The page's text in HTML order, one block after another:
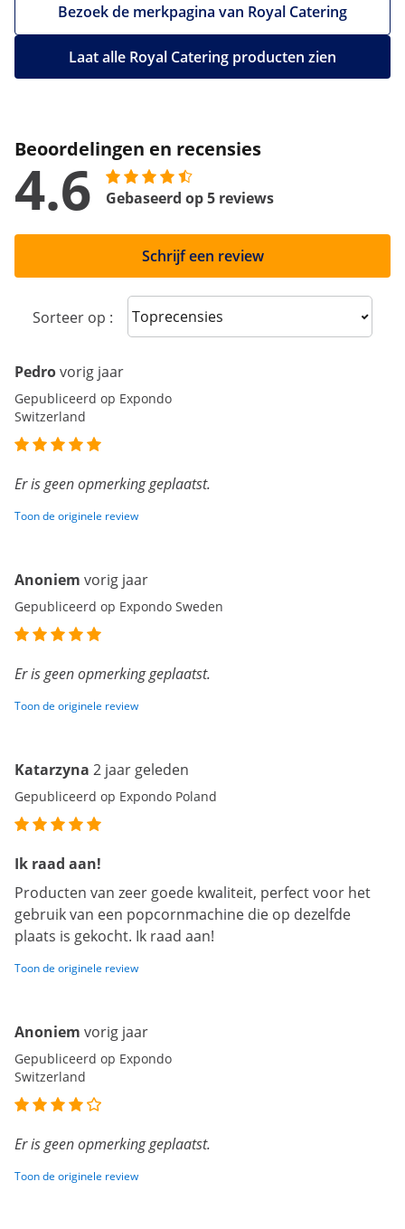
Bezoek de merkpagina van Royal Catering
Laat alle Royal Catering producten zien
Beoordelingen en recensies
4.6 Gebaseerd op 5 reviews
Schrijf een review
Sorteer op : Sort reviews
Pedrovorig jaar
Gepubliceerd op Expondo
Switzerland
Er is geen opmerking geplaatst.
Toon de originele review
Anoniem vorig jaar
Gepubliceerd op Expondo Sweden
Er is geen opmerking geplaatst.
Toon de originele review
Katarzyna 2 jaar geleden
Gepubliceerd op Expondo Poland
Ik raad aan!
Producten van zeer goede kwaliteit, perfect voor het
gebruik van een popcornmachine die op dezelfde
plaats is gekocht. Ik raad aan!
Toon de originele review
Anoniem vorig jaar
Gepubliceerd op Expondo
Switzerland
Er is geen opmerking geplaatst.
Toon de originele review